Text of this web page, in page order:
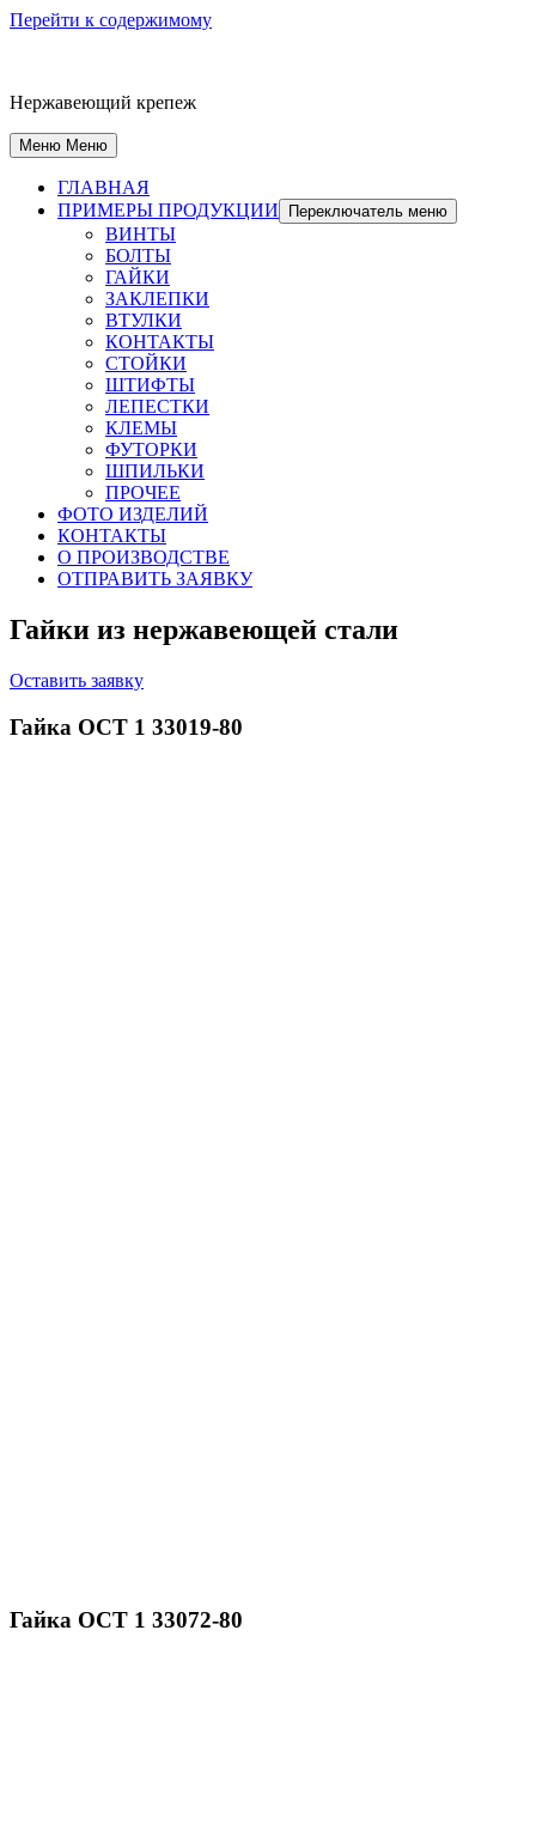
Перейти к содержимому
Нержавеющий крепеж
Меню Меню
ГЛАВНАЯ
ПРИМЕРЫ ПРОДУКЦИИ
Переключатель меню
ВИНТЫ
БОЛТЫ
ГАЙКИ
ЗАКЛЕПКИ
ВТУЛКИ
КОНТАКТЫ
СТОЙКИ
ШТИФТЫ
ЛЕПЕСТКИ
КЛЕМЫ
ФУТОРКИ
ШПИЛЬКИ
ПРОЧЕЕ
ФОТО ИЗДЕЛИЙ
КОНТАКТЫ
О ПРОИЗВОДСТВЕ
ОТПРАВИТЬ ЗАЯВКУ
Гайки из нержавеющей стали
Оставить заявку
Гайка ОСТ 1 33019-80
Гайка ОСТ 1 33072-80